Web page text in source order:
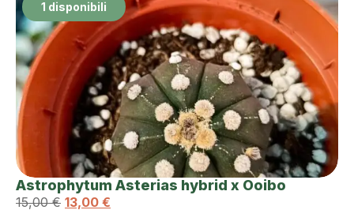
1 disponibili
Astrophytum Asterias hybrid x Ooibo
15,00€ 13,00 €